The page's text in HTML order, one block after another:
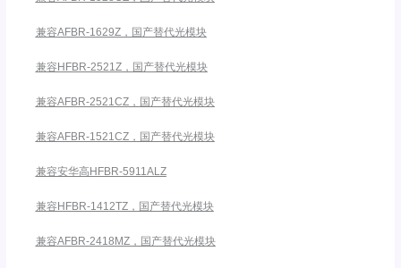
兼容AFBR-1629Z，国产替代光模块
兼容HFBR-2521Z，国产替代光模块
兼容AFBR-2521CZ，国产替代光模块
兼容AFBR-1521CZ，国产替代光模块
兼容安华高HFBR-5911ALZ
兼容HFBR-1412TZ，国产替代光模块
兼容AFBR-2418MZ，国产替代光模块